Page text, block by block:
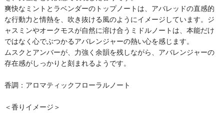
爽快なミントとラベンダーのトップノートは、アバレッドの直感的
な行動力と情熱を、吹き抜ける風のようにイメージしています。ジ
ャスミンやオークモスが自然に溶け合うミドルノートは、本能だけ
ではなく心でぶつかるアバレンジャーの熱い心を感じます。
ムスクとアンバーが、力強く余韻を残しながら、アバレンジャーの
存在感がしっかりと刻まれるようです。
香調：アロマティックフローラルノート
＜香りイメージ＞